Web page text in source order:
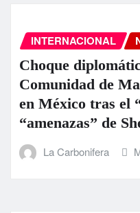
INTERNACIONAL
Choque
Comunidad de
en México tras el
“amenazas” de
La Carbonifera